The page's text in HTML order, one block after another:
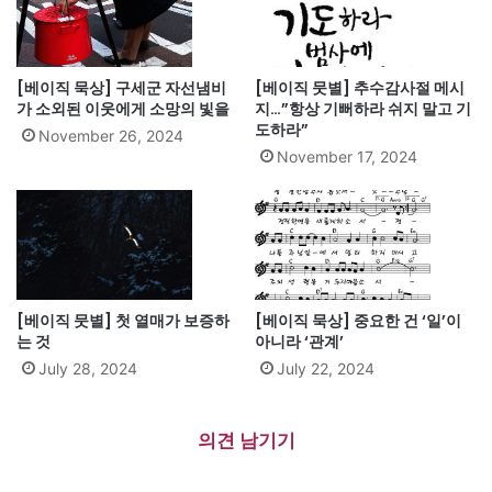
[베이직 묵상] 구세군 자선냄비
가 소외된 이웃에게 소망의 빛을
November 26, 2024
[베이직 뭇별] 추수감사절 메시
지…”항상 기뻐하라 쉬지 말고 기
도하라”
November 17, 2024
[베이직 뭇별] 첫 열매가 보증하
는 것
July 28, 2024
[베이직 묵상] 중요한 건 ‘일’이
아니라 ‘관계’
July 22, 2024
의견 남기기